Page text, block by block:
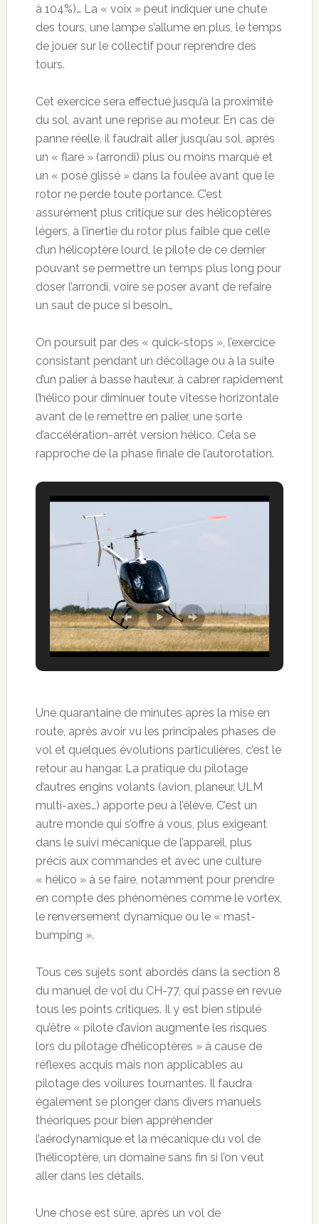
à 104%)… La « voix » peut indiquer une chute
des tours, une lampe s’allume en plus, le temps
de jouer sur le collectif pour reprendre des
tours.
Cet exercice sera effectué jusqu’à la proximité
du sol, avant une reprise au moteur. En cas de
panne réelle, il faudrait aller jusqu’au sol, après
un « flare » (arrondi) plus ou moins marqué et
un « posé glissé » dans la foulée avant que le
rotor ne perde toute portance. C’est
assurément plus critique sur des hélicoptères
légers, à l’inertie du rotor plus faible que celle
d’un hélicoptère lourd, le pilote de ce dernier
pouvant se permettre un temps plus long pour
doser l’arrondi, voire se poser avant de refaire
un saut de puce si besoin…
On poursuit par des « quick-stops », l’exercice
consistant pendant un décollage ou à la suite
d’un palier à basse hauteur, à cabrer rapidement
l’hélico pour diminuer toute vitesse horizontale
avant de le remettre en palier, une sorte
d’accélération-arrêt version hélico. Cela se
rapproche de la phase finale de l’autorotation.
Une quarantaine de minutes après la mise en
route, après avoir vu les principales phases de
vol et quelques évolutions particulières, c’est le
retour au hangar. La pratique du pilotage
d’autres engins volants (avion, planeur, ULM
multi-axes…) apporte peu à l’élève. C’est un
autre monde qui s’offre à vous, plus exigeant
dans le suivi mécanique de l’appareil, plus
précis aux commandes et avec une culture
« hélico » à se faire, notamment pour prendre
en compte des phénomènes comme le vortex,
le renversement dynamique ou le « mast-
bumping ».
Tous ces sujets sont abordés dans la section 8
du manuel de vol du CH-77, qui passe en revue
tous les points critiques. Il y est bien stipulé
qu’être « pilote d’avion augmente les risques
lors du pilotage d’hélicoptères » à cause de
réflexes acquis mais non applicables au
pilotage des voilures tournantes. Il faudra
également se plonger dans divers manuels
théoriques pour bien appréhender
l’aérodynamique et la mécanique du vol de
l’hélicoptère, un domaine sans fin si l’on veut
aller dans les détails.
Une chose est sûre, après un vol de